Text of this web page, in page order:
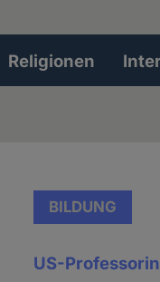
Religionen
BILDUNG
US-